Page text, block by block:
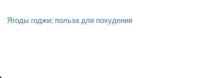
Ягоды годжи: польза для похудения